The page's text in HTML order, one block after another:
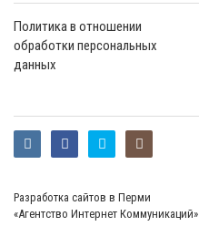
Политика в отношении
обработки персональных
данных
Разработка сайтов в Перми
«Агентство Интернет Коммуникаций»